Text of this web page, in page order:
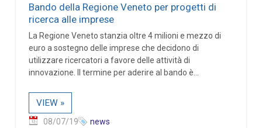
Bando della Regione Veneto per progetti di
ricerca alle imprese
La Regione Veneto stanzia oltre 4 milioni e mezzo di
euro a sostegno delle imprese che decidono di
utilizzare ricercatori a favore delle attività di
innovazione. Il termine per aderire al bando è...
VIEW »
08/07/19 news